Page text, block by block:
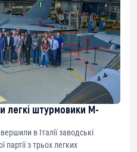
легкі штурмовики M-
в Італії заводські
з трьох легких